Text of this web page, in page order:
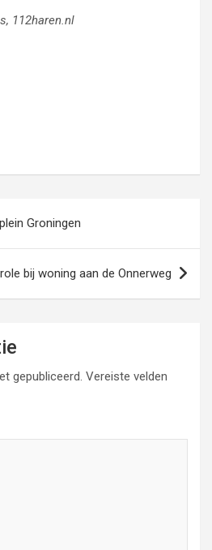
112haren.nl
Groningen
bij woning aan de Onnerweg
gepubliceerd. Vereiste velden